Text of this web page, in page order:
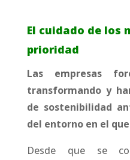
El cuidado de los
prioridad
Las empresas
transformando y
de sostenibilidad
del entorno en el
Desde que se